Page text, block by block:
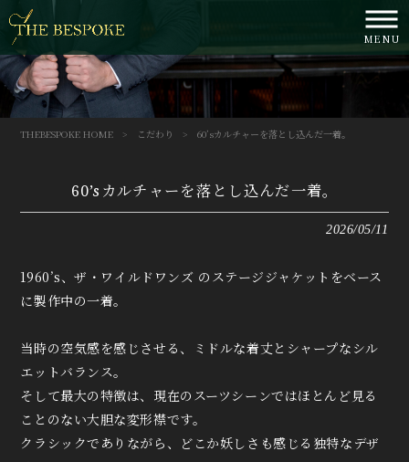
MENU
THEBESPOKE HOME > こだわり > 60’sカルチャーを落とし込んだ一着。
60’sカルチャーを落とし込んだ一着。
2026/05/11
1960’s、ザ・ワイルドワンズ のステージジャケットをベース
に製作中の一着。
当時の空気感を感じさせる、ミドルな着丈とシャープなシル
エットバランス。
そして最大の特徴は、現在のスーツシーンではほとんど見る
ことのない大胆な変形襟です。
クラシックでありながら、どこか妖しさも感じる独特なデザ